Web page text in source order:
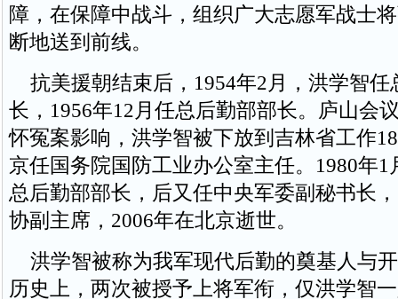
障，在保障中战斗，组织广大志愿军战士
断地送到前线。
抗美援朝结束后，1954年2月，洪学智任
长，1956年12月任总后勤部部长。庐山会
怀冤案影响，洪学智被下放到吉林省工作
京任国务院国防工业办公室主任。1980年1
总后勤部部长，后又任中央军委副秘书长
协副主席，2006年在北京逝世。
洪学智被称为我军现代后勤的奠基人与
历史上，两次被授予上将军衔，仅洪学智